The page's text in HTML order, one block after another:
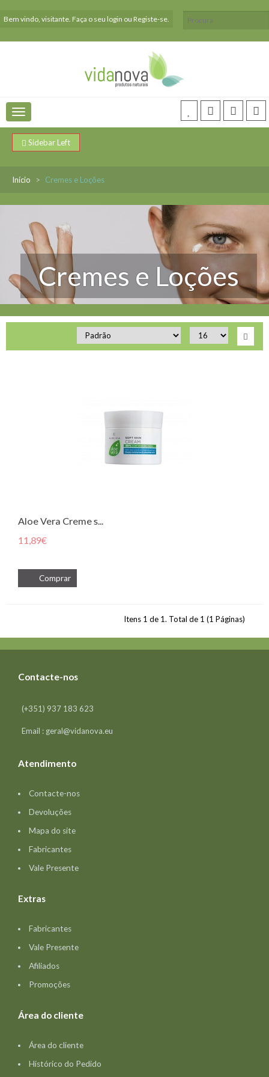
Bem vindo, visitante. Faça o seu login ou Registe-se.
Sidebar Left
Início Cremes e Loções
Cremes e Loções
Aloe Vera Creme s...
11,89€
Itens 1 de 1. Total de 1 (1 Páginas)
Contacte-nos
(+351) 937 183 623
Email : geral@vidanova.eu
Atendimento
Contacte-nos
Devoluções
Mapa do site
Fabricantes
Vale Presente
Extras
Fabricantes
Vale Presente
Afiliados
Promoções
Área do cliente
Área do cliente
Histórico do Pedido